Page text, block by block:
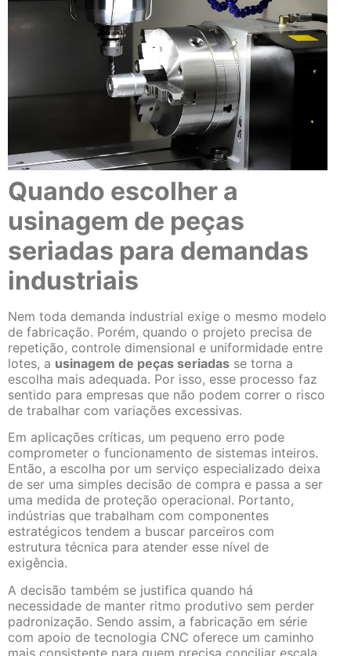
Quando escolher a
usinagem de peças
seriadas para demandas
industriais
Nem toda demanda industrial exige o mesmo modelo
de fabricação. Porém, quando o projeto precisa de
repetição, controle dimensional e uniformidade entre
lotes, a usinagem de peças seriadas se torna a
escolha mais adequada. Por isso, esse processo faz
sentido para empresas que não podem correr o risco
de trabalhar com variações excessivas.
Em aplicações críticas, um pequeno erro pode
comprometer o funcionamento de sistemas inteiros.
Então, a escolha por um serviço especializado deixa
de ser uma simples decisão de compra e passa a ser
uma medida de proteção operacional. Portanto,
indústrias que trabalham com componentes
estratégicos tendem a buscar parceiros com
estrutura técnica para atender esse nível de
exigência.
A decisão também se justifica quando há
necessidade de manter ritmo produtivo sem perder
padronização. Sendo assim, a fabricação em série
com apoio de tecnologia CNC oferece um caminho
mais consistente para quem precisa conciliar escala